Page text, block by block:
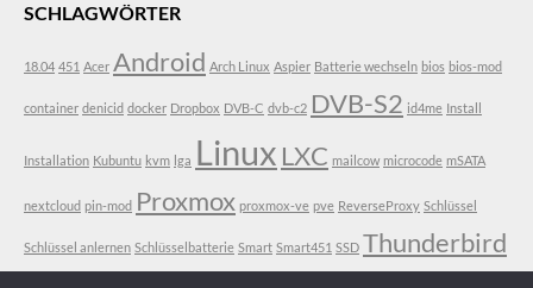
SCHLAGWÖRTER
18.04 451 Acer Android Arch Linux Aspier Batterie wechseln bios bios-mod
container denicid docker Dropbox DVB-C dvb-c2 DVB-S2 id4me Install
Installation Kubuntu kvm lga Linux LXC mailcow microcode mSATA
nextcloud pin-mod Proxmox proxmox-ve pve ReverseProxy Schlüssel
Schlüssel anlernen Schlüsselbatterie Smart Smart451 SSD Thunderbird